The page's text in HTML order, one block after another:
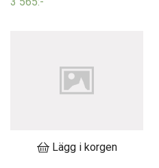
Lägg i korgen